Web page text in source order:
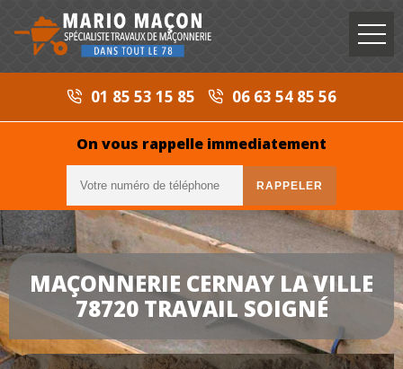
01 85 53 15 85 06 63 54 85 56
On vous rappelle immediatement
MAÇONNERIE CERNAY LA VILLE
78720 TRAVAIL SOIGNÉ